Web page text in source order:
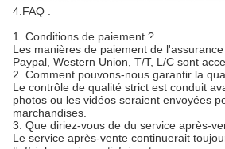
4.FAQ :
1. Conditions de paiement ?
Les manières de paiement de
Paypal, Western Union, T/T, L/C sont
2. Comment pouvons-nous garantir la
Le contrôle de qualité strict est conduit
photos ou les vidéos seraient envoyées
marchandises.
3. Que diriez-vous de du service après-
Le service après-vente continuerait